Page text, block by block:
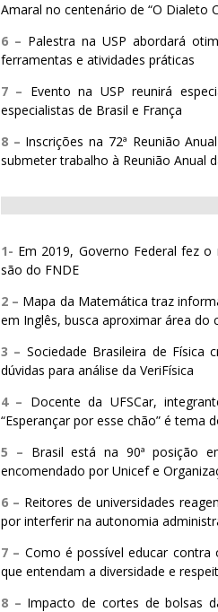
Amaral no centenário de “O Dialeto
6 – Palestra na USP abordará
ferramentas e atividades práticas
7 – Evento na USP reunirá
especialistas de Brasil e França
8 – Inscrições na 72ª Reunião
submeter trabalho à Reunião Anual
1- Em 2019, Governo Federal fez
são do FNDE
2 – Mapa da Matemática traz
em Inglês, busca aproximar área
3 – Sociedade Brasileira de
dúvidas para análise da VeriFísica
4 – Docente da UFSCar,
“Esperançar por esse chão” é tema
5 – Brasil está na 90ª posição
encomendado por Unicef e
6 – Reitores de universidades
por interferir na autonomia
7 – Como é possível educar
que entendam a diversidade e
8 – Impacto de cortes de bolsas